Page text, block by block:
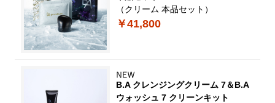
（クリーム 本品セット）
￥41,800
B.A クレンジングクリーム 7＆B.A
ウォッシュ 7 クリーンキット